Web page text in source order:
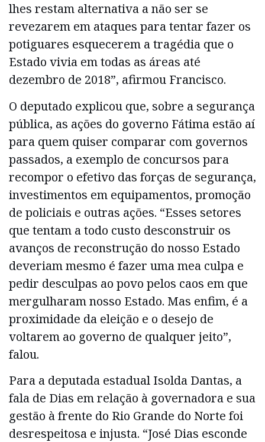
lhes restam alternativa a não ser se
revezarem em ataques para tentar fazer os
potiguares esquecerem a tragédia que o
Estado vivia em todas as áreas até
dezembro de 2018”, afirmou Francisco.
O deputado explicou que, sobre a segurança
pública, as ações do governo Fátima estão aí
para quem quiser comparar com governos
passados, a exemplo de concursos para
recompor o efetivo das forças de segurança,
investimentos em equipamentos, promoção
de policiais e outras ações. “Esses setores
que tentam a todo custo desconstruir os
avanços de reconstrução do nosso Estado
deveriam mesmo é fazer uma mea culpa e
pedir desculpas ao povo pelos caos em que
mergulharam nosso Estado. Mas enfim, é a
proximidade da eleição e o desejo de
voltarem ao governo de qualquer jeito”,
falou.
Para a deputada estadual Isolda Dantas, a
fala de Dias em relação à governadora e sua
gestão à frente do Rio Grande do Norte foi
desrespeitosa e injusta. “José Dias esconde